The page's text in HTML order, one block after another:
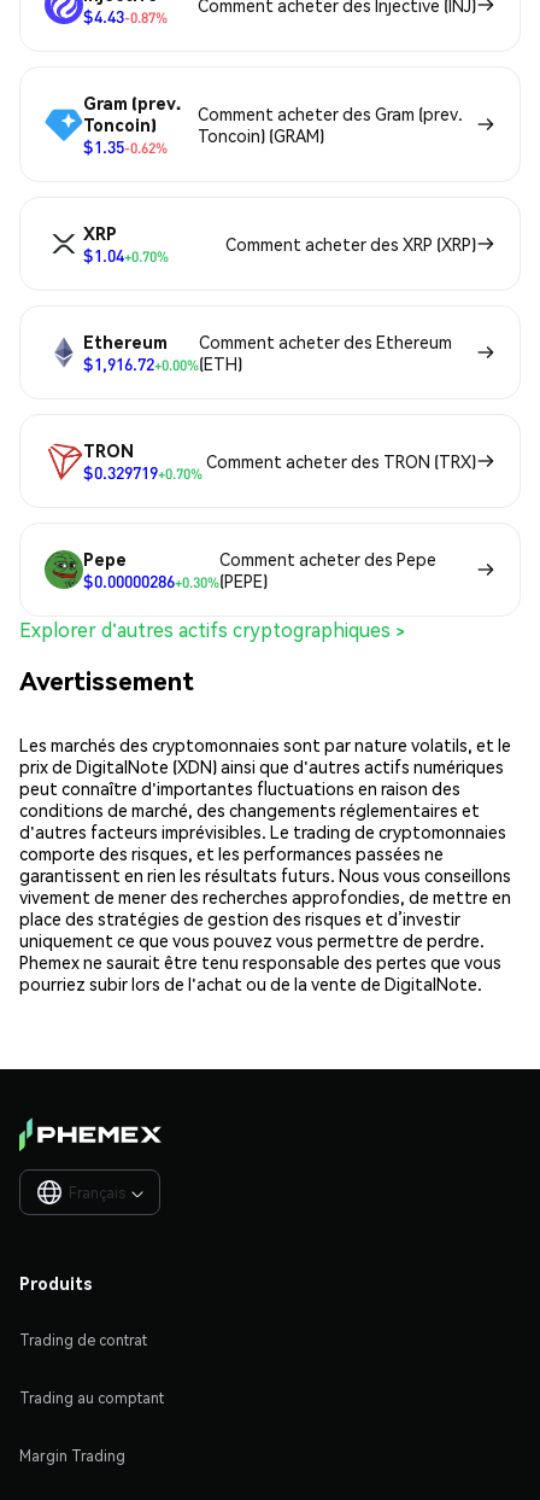
$4.43-0.87%
Comment acheter des Injective (INJ)
Gram (prev.
Toncoin)
$1.35-0.62%
Comment acheter des Gram (prev.
Toncoin) (GRAM)
XRP
$1.04+0.70%
Comment acheter des XRP (XRP)
Ethereum
$1,916.72+0.00%
Comment acheter des Ethereum
(ETH)
TRON
$0.329719+0.70%
Comment acheter des TRON (TRX)
Pepe
$0.00000286+0.30%
Comment acheter des Pepe
(PEPE)
Explorer d'autres actifs cryptographiques >
Avertissement
Les marchés des cryptomonnaies sont par nature volatils, et le
prix de DigitalNote (XDN) ainsi que d'autres actifs numériques
peut connaître d'importantes fluctuations en raison des
conditions de marché, des changements réglementaires et
d'autres facteurs imprévisibles. Le trading de cryptomonnaies
comporte des risques, et les performances passées ne
garantissent en rien les résultats futurs. Nous vous conseillons
vivement de mener des recherches approfondies, de mettre en
place des stratégies de gestion des risques et d’investir
uniquement ce que vous pouvez vous permettre de perdre.
Phemex ne saurait être tenu responsable des pertes que vous
pourriez subir lors de l'achat ou de la vente de DigitalNote.
Français 
Produits
Trading de contrat
Trading au comptant
Margin Trading